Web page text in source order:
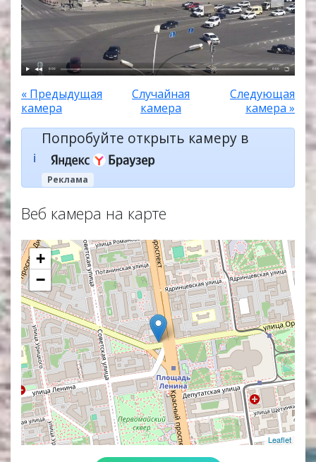
0:00 0:00
« Предыдущая
камера
Случайная
камера
Следующая
камера »
ℹ️
Попробуйте открыть камеру в
Реклама
Веб камера на карте
+
−
Leaflet